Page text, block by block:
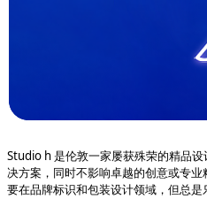
Studio h 是伦敦一家屡获殊荣的精品
决方案，同时不影响卓越的创意或专
要在品牌标识和包装设计领域，但总是